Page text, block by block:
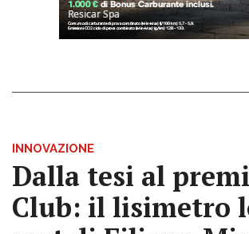
INNOVAZIONE
Dalla tesi al
Club: il lisimetro